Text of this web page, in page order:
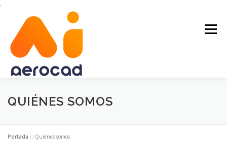
Saltar
contenido
Menú
INICIO FORMACIÓN
CERTIFICADOS DE PROFESIONALIDAD
QUIÉNES SOMOS
Portada »Quiénes somos